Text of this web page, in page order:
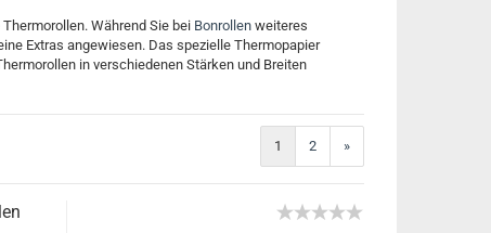
Während Sie bei Bonrollen weiteres
Extras angewiesen. Das spezielle Thermopapier
in verschiedenen Stärken und Breiten
1 2 »